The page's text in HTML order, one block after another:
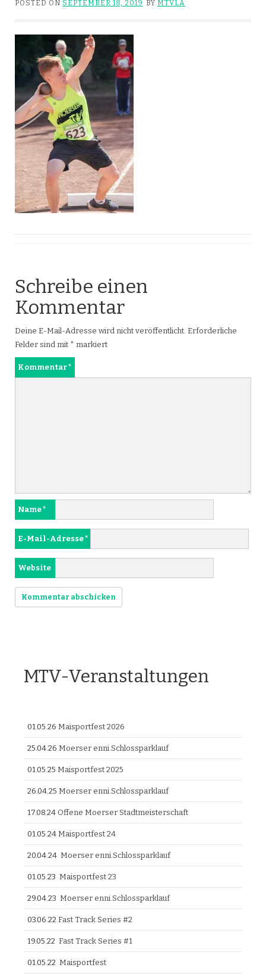
POSTED ON SEPTEMBER 18, 2019 BY MTVLA
Schreibe einen
Kommentar
Deine E-Mail-Adresse wird nicht veröffentlicht. Erforderliche
Felder sind mit * markiert
Kommentar*
Name*
E-Mail-Adresse*
Website
MTV-Veranstaltungen
01.05.26 Maisportfest 2026
25.04.26 Moerser enni.Schlossparklauf
01.05.25 Maisportfest 2025
26.04.25 Moerser enni.Schlossparklauf
17.08.24 Offene Moerser Stadtmeisterschaft
01.05.24 Maisportfest 24
20.04.24 Moerser enni.Schlossparklauf
01.05.23 Maisportfest 23
29.04.23 Moerser enni.Schlossparklauf
03.06.22 Fast Track Series #2
19.05.22 Fast Track Series #1
01.05.22 Maisportfest